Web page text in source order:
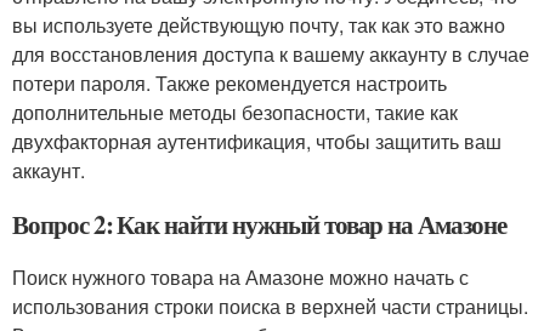
вы используете действующую почту, так как это важно
для восстановления доступа к вашему аккаунту в случае
потери пароля. Также рекомендуется настроить
дополнительные методы безопасности, такие как
двухфакторная аутентификация, чтобы защитить ваш
аккаунт.
Вопрос 2: Как найти нужный товар на Амазоне
Поиск нужного товара на Амазоне можно начать с
использования строки поиска в верхней части страницы.